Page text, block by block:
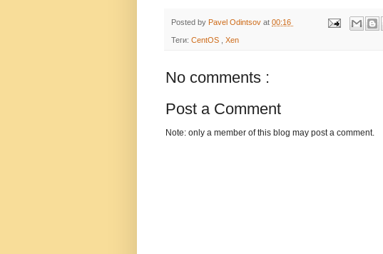
Posted by Pavel Odintsov at 00:16
Теги: CentOS Xen
No comments :
Post a Comment
Note: only a member of this blog may post a comment.